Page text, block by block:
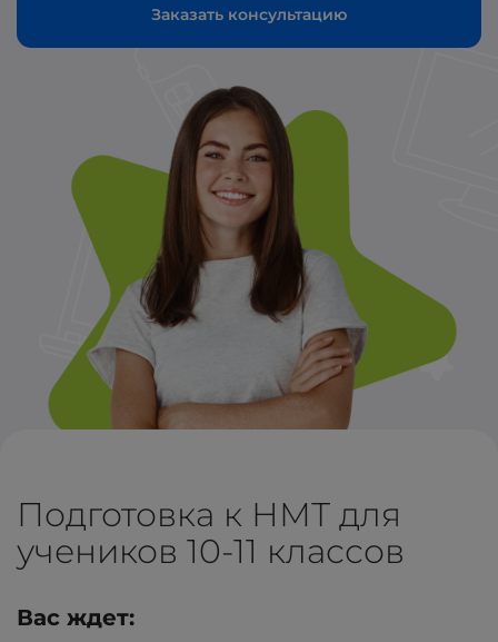
Заказать консультацию
Подготовка к НМТ для
учеников 10-11 классов
Вас ждет: